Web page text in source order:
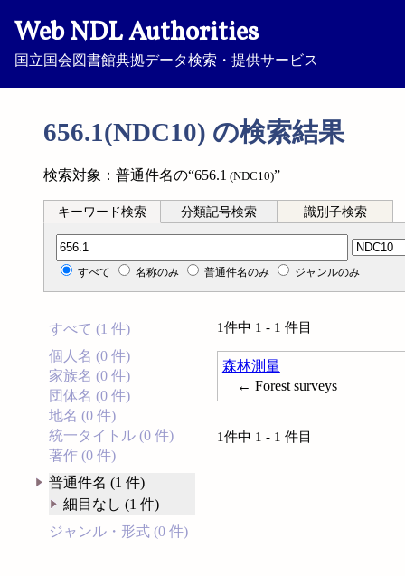
Web NDL Authorities
国立国会図書館典拠データ検索・提供サービス
656.1(NDC10) の検索結果
検索対象：普通件名の“656.1 (NDC10)”
キーワード検索 分類記号検索 識別子検索
分類記号検索
すべて 名称のみ 普通件名のみ ジャンルのみ
すべて (1 件)
個人名 (0 件)
家族名 (0 件)
団体名 (0 件)
地名 (0 件)
統一タイトル (0 件)
著作 (0 件)
普通件名 (1 件)
細目なし (1 件)
ジャンル・形式 (0 件)
1件中 1 - 1 件目
森林測量
← Forest surveys
1件中 1 - 1 件目